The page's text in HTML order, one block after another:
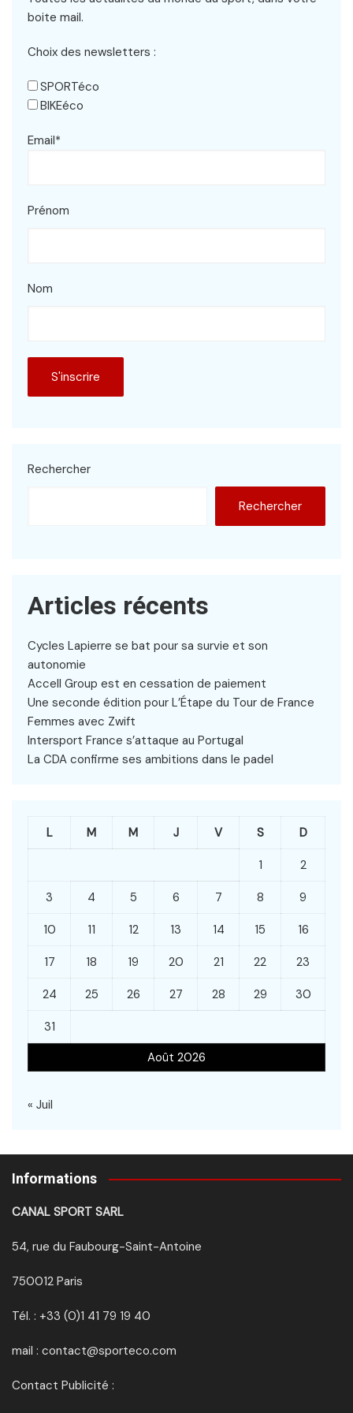
boite mail.
Choix des newsletters :
SPORTéco
BIKEéco
Email*
Prénom
Nom
Rechercher
Rechercher
Articles récents
Cycles Lapierre se bat pour sa survie et son
autonomie
Accell Group est en cessation de paiement
Une seconde édition pour L’Étape du Tour de France
Femmes avec Zwift
Intersport France s’attaque au Portugal
La CDA confirme ses ambitions dans le padel
Août 2026
L M M J V S D
1 2
3 4 5 6 7 8 9
10 11 12 13 14 15 16
17 18 19 20 21 22 23
24 25 26 27 28 29 30
31
« Juil
Informations
CANAL SPORT SARL
54, rue du Faubourg-Saint-Antoine
750012 Paris
Tél. : +33 (0)1 41 79 19 40
mail : contact@sporteco.com
Contact Publicité :